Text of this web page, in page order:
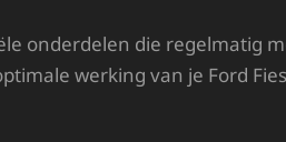
onderdelen die regelmatig
werking van je Ford